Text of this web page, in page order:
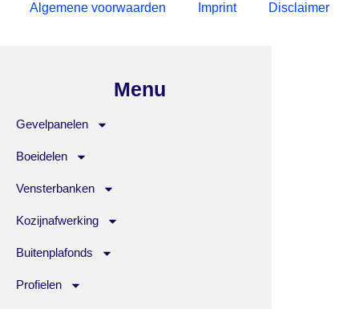
Algemene voorwaarden Imprint Disclaimer
Menu
Gevelpanelen
Boeidelen
Vensterbanken
Kozijnafwerking
Buitenplafonds
Profielen